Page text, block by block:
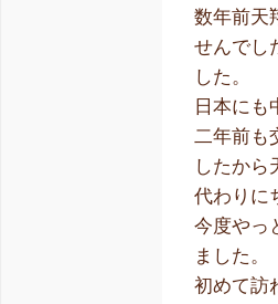
数年前天
せんでし
した。
日本にも
二年前も
したから
代わりに
今度やっ
ました。
初めて訪